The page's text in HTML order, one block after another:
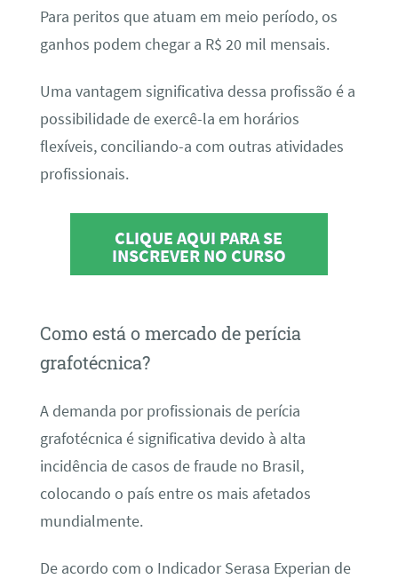
Para peritos que atuam em meio período, os
ganhos podem chegar a R$ 20 mil mensais.
Uma vantagem significativa dessa profissão é a
possibilidade de exercê-la em horários
flexíveis, conciliando-a com outras atividades
profissionais.
CLIQUE AQUI PARA SE
INSCREVER NO CURSO
Como está o mercado de perícia
grafotécnica?
A demanda por profissionais de perícia
grafotécnica é significativa devido à alta
incidência de casos de fraude no Brasil,
colocando o país entre os mais afetados
mundialmente.
De acordo com o Indicador Serasa Experian de